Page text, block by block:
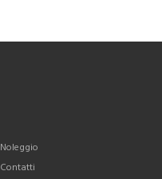
Noleggio
Contatti